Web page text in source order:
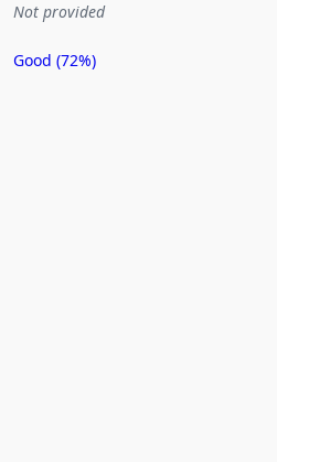
Not provided
Metadata
Good (72%)